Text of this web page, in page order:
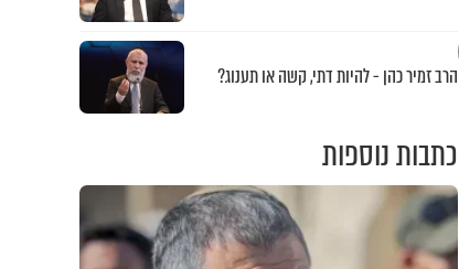
הרב זמיר כהן - להיות דתי, קשה או תענוג?
כתבות נוספות